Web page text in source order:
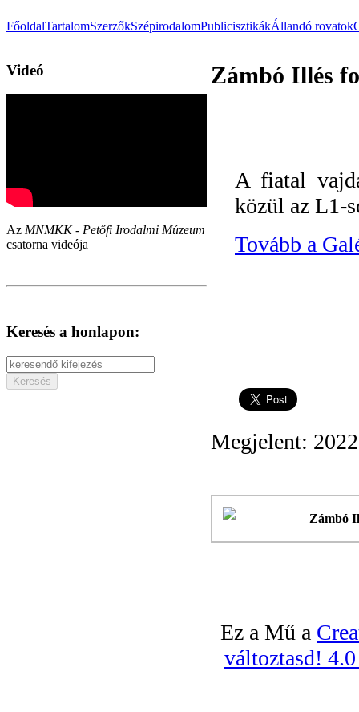
FőoldalTartalomSzerzőkSzépirodalomPublicisztikákÁllandó rovatok
Videó
Az MNMKK - Petőfi Irodalmi Múzeum
csatorna videója
Keresés a honlapon:
Zámbó Illés
A fiatal
közül az L1-
Tovább a
Megjelent:
Zámbó
Ez a Mű a
változtasd!